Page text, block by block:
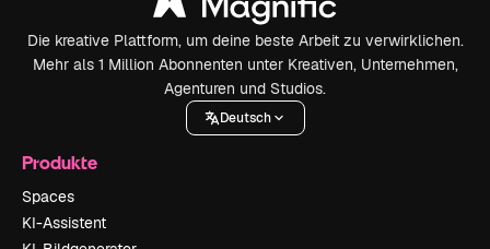
Die kreative Plattform, um deine beste Arbeit zu verwirklichen.
Mehr als 1 Million Abonnenten unter Kreativen, Unternehmen,
Agenturen und Studios.
Deutsch
Produkte
Spaces
KI-Assistent